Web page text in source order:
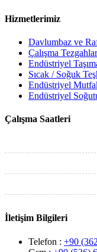
Hizmetlerimiz
Davlumbaz ve
Çalışma
Endüstriyel
Sıcak / Soğuk
Endüstriyel
Endüstriyel
Çalışma Saatleri
İletişim Bilgileri
Telefon : +90